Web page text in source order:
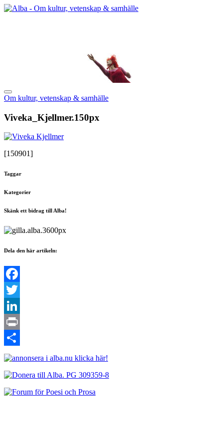
Om kultur, vetenskap & samhälle
Viveka_Kjellmer.150px
[150901]
Taggar
Kategorier
Skänk ett bidrag till Alba!
Dela den här artikeln:
Facebook
Twitter
LinkedIn
Print
Dela